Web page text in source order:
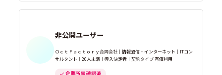
非公開ユーザー
ＯｃｔＦａｃｔｏｒｙ合同会社｜情報通信・インターネット｜ITコン
サルタント｜20人未満｜導入決定者｜契約タイプ 有償利用
企業所属 確認済